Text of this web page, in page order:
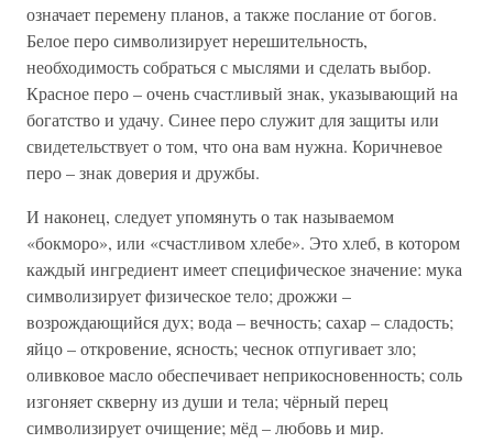
означает перемену планов, а также послание от богов.
Белое перо символизирует нерешительность,
необходимость собраться с мыслями и сделать выбор.
Красное перо – очень счастливый знак, указывающий на
богатство и удачу. Синее перо служит для защиты или
свидетельствует о том, что она вам нужна. Коричневое
перо – знак доверия и дружбы.
И наконец, следует упомянуть о так называемом
«бокморо», или «счастливом хлебе». Это хлеб, в котором
каждый ингредиент имеет специфическое значение: мука
символизирует физическое тело; дрожжи –
возрождающийся дух; вода – вечность; сахар – сладость;
яйцо – откровение, ясность; чеснок отпугивает зло;
оливковое масло обеспечивает неприкосновенность; соль
изгоняет скверну из души и тела; чёрный перец
символизирует очищение; мёд – любовь и мир.